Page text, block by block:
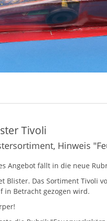
Tivoli
Hinweis
Angebot fällt in die neue
Blister. Das Sortiment Tivoli
in Betracht gezogen wird.